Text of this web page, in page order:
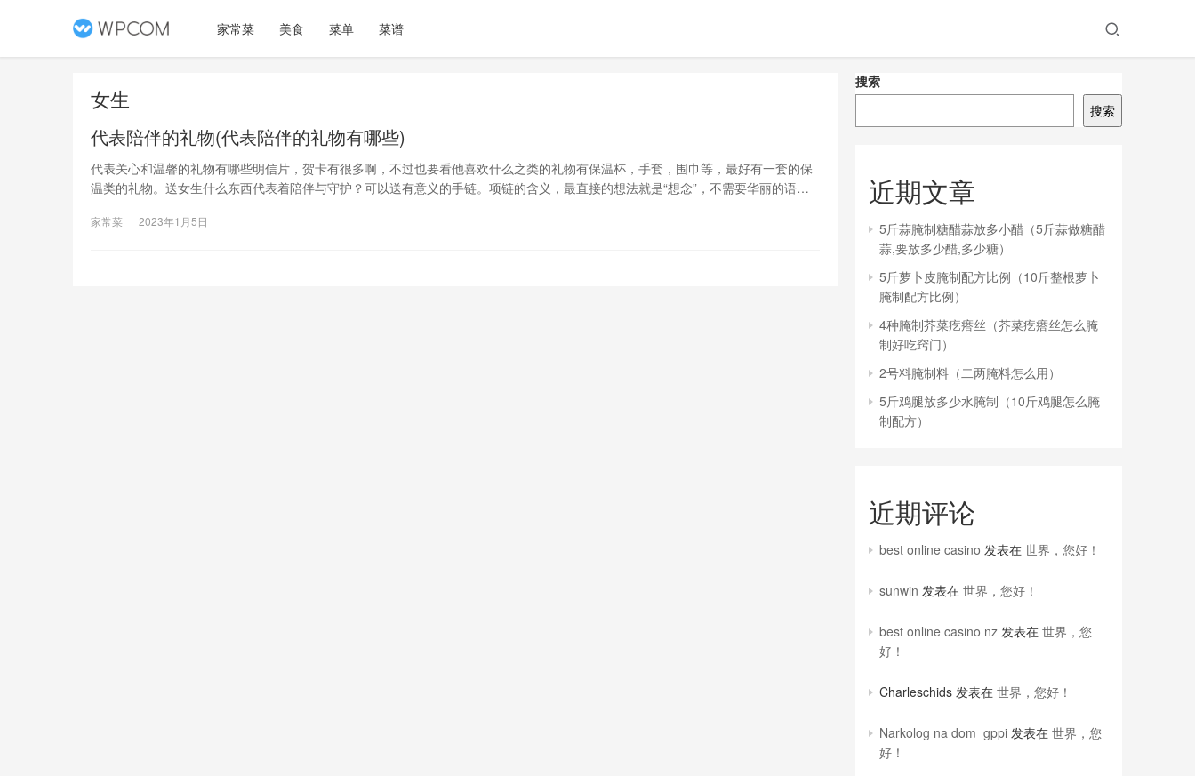
家常菜 美食 菜单 菜谱
女生
代表陪伴的礼物(代表陪伴的礼物有哪些)
代表关心和温馨的礼物有哪些明信片，贺卡有很多啊，不过也要看他喜欢什么之类的礼物有保温杯，手套，围巾等，最好有一套的保
温类的礼物。送女生什么东西代表着陪伴与守护？可以送有意义的手链。项链的含义，最直接的想法就是“想念”，不需要华丽的语言
家常菜 2023年1月5日
搜索
搜索
近期文章
5斤蒜腌制糖醋蒜放多小醋（5斤蒜做糖醋
蒜,要放多少醋,多少糖）
5斤萝卜皮腌制配方比例（10斤整根萝卜
腌制配方比例）
4种腌制芥菜疙瘩丝（芥菜疙瘩丝怎么腌
制好吃窍门）
2号料腌制料（二两腌料怎么用）
5斤鸡腿放多少水腌制（10斤鸡腿怎么腌
制配方）
近期评论
best online casino 发表在 世界，您好！
sunwin 发表在 世界，您好！
best online casino nz 发表在 世界，您
好！
Charleschids 发表在 世界，您好！
Narkolog na dom_gppi 发表在 世界，您
好！